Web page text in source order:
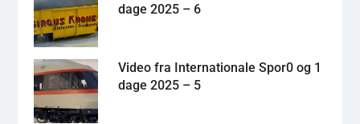
dage 2025 – 6
Video fra Internationale Spor0 og 1
dage 2025 – 5